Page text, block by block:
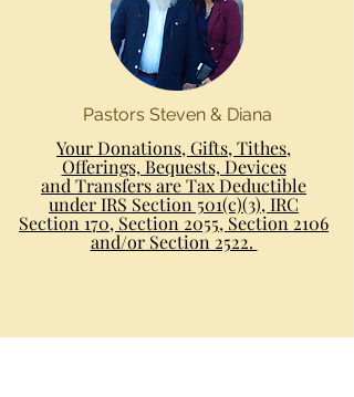
Pastors Steven & Diana
Your Donations, Gifts, Tithes,
Offerings, Bequests, Devices
and Transfers are Tax Deductible
under IRS Section 501(c)(3), IRC
Section 170, Section 2055, Section 2106
and/or Section 2522.